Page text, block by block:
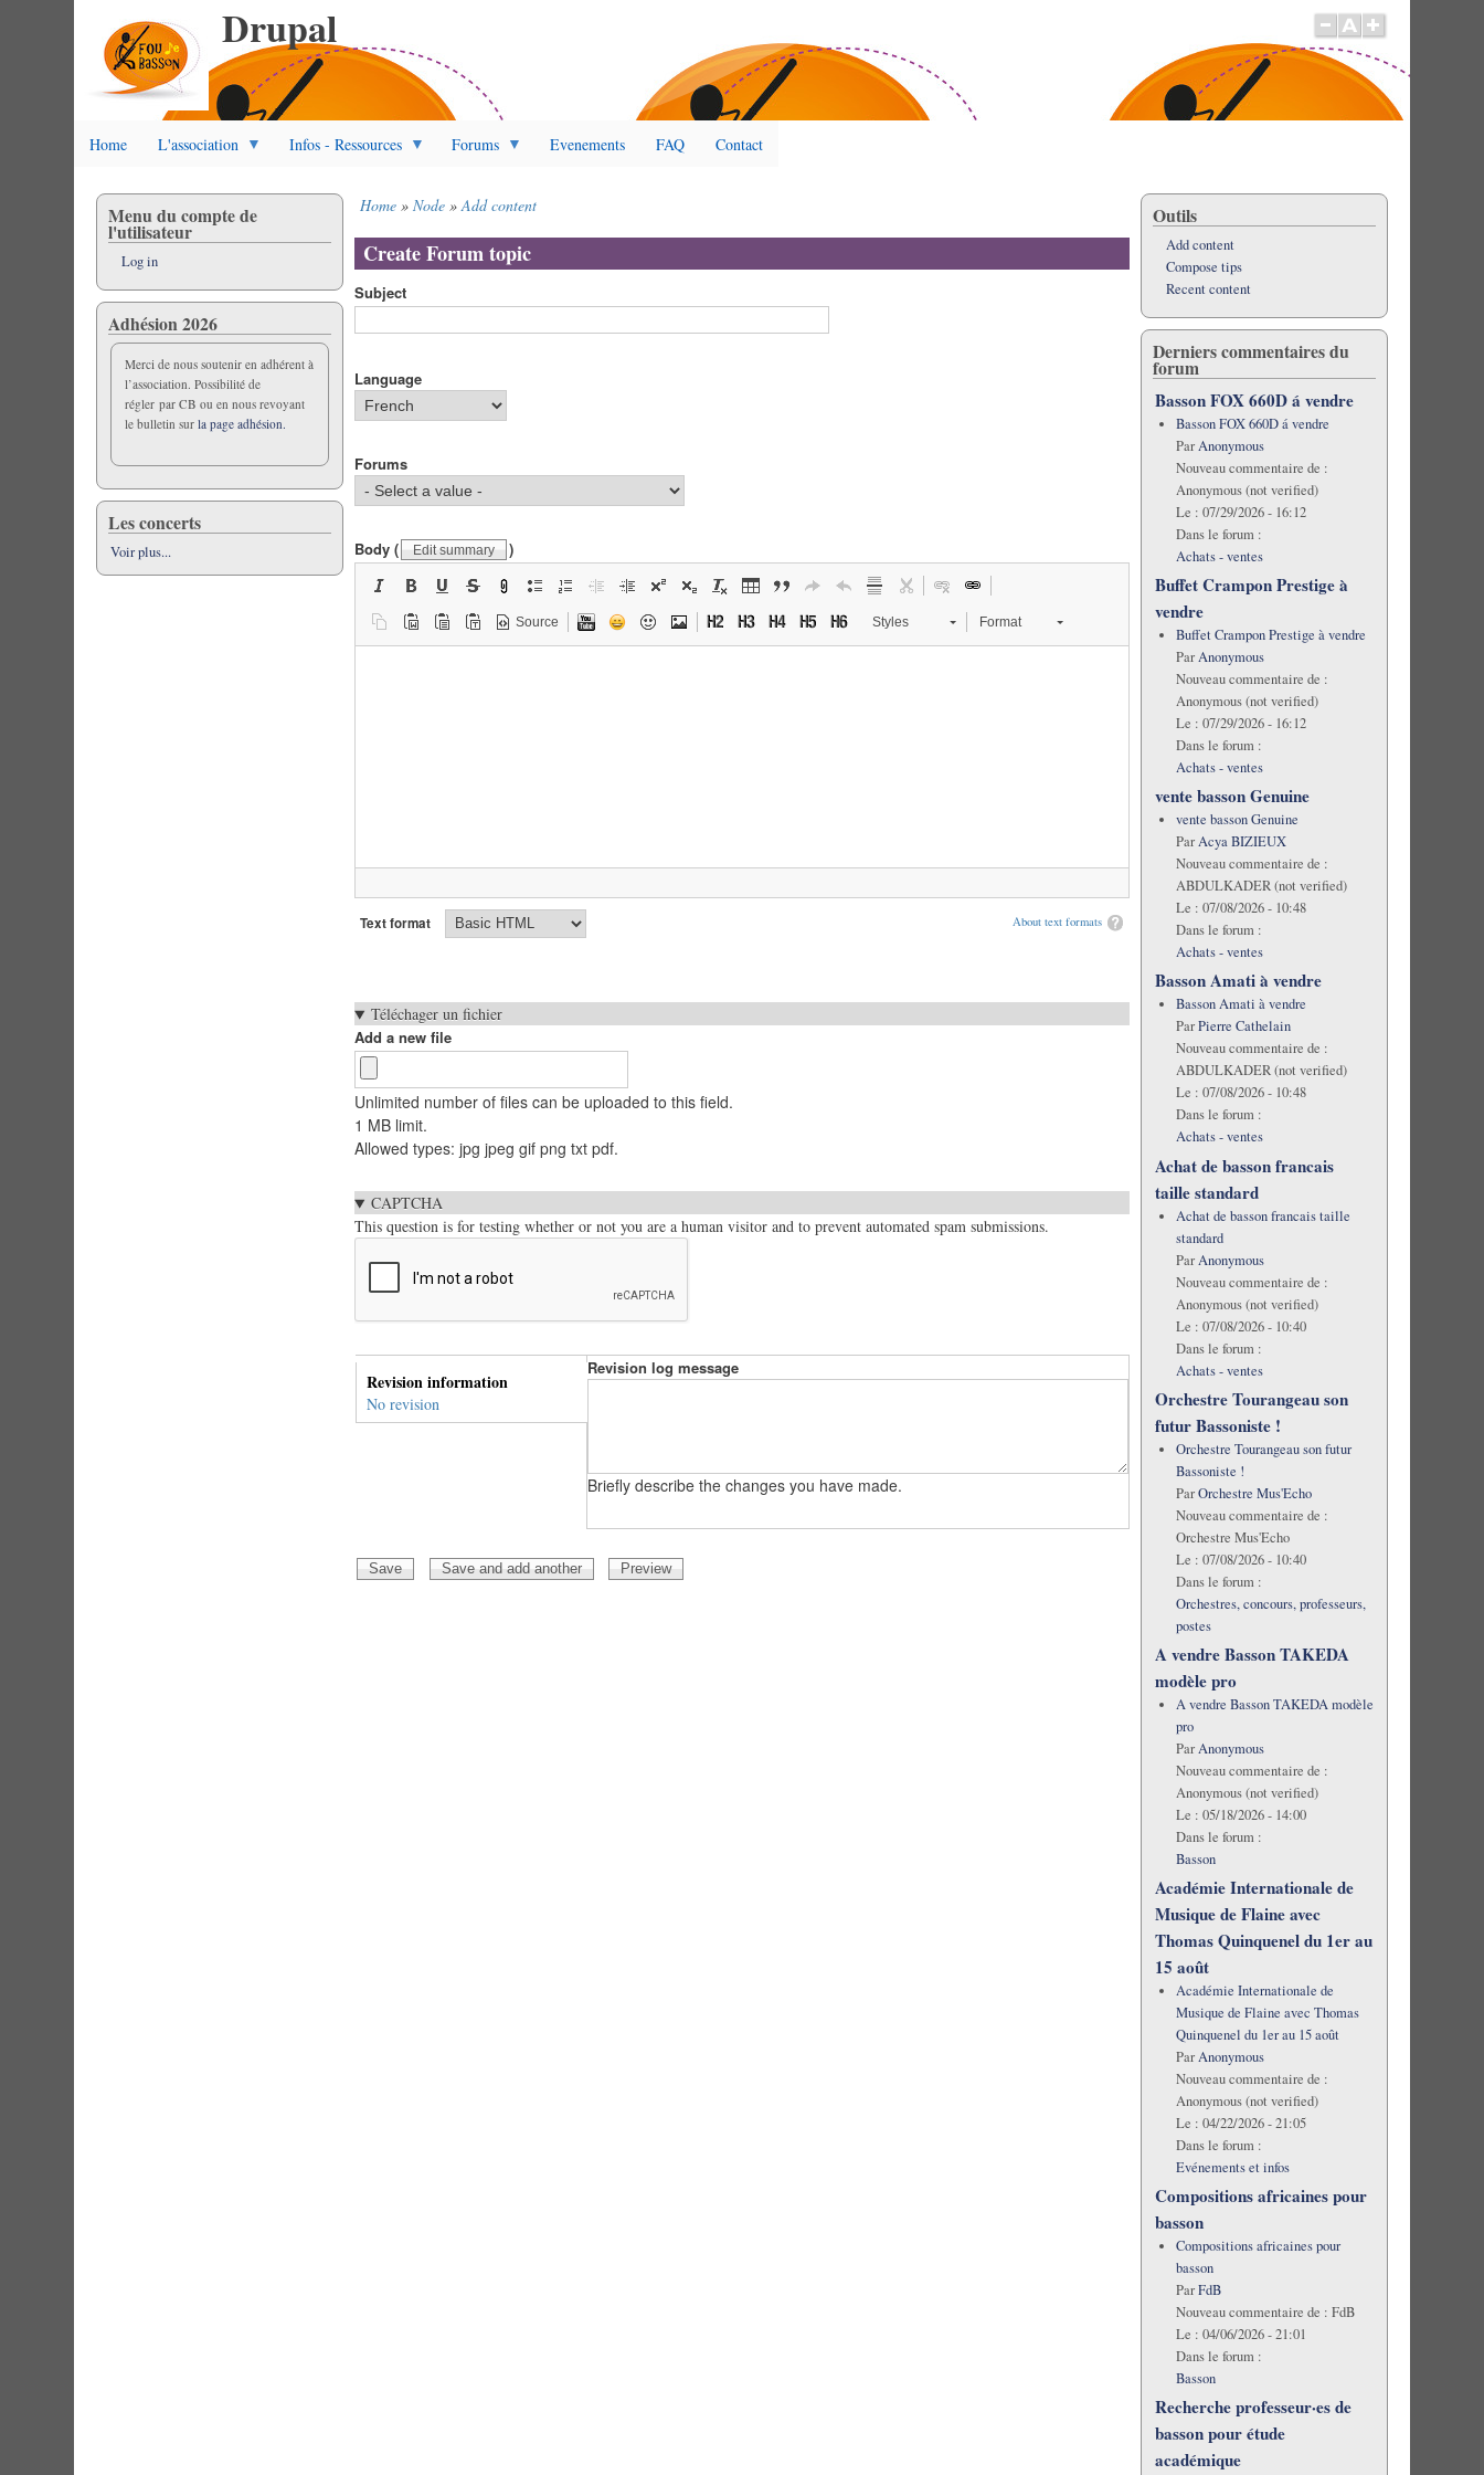
Drupal
Home L'association Infos - Ressources Forums Evenements FAQ Contact
Home Node Add content
Create Forum topic
Subject
Language
Forums
Body ( Edit summary )
Source Styles Format
About text formats
Text format
Téléchager un fichier
Add a new file
Unlimited number of files can be uploaded to this field.
1 MB limit.
Allowed types: jpg jpeg gif png txt pdf.
CAPTCHA
This question is for testing whether or not you are a human visitor and to prevent automated spam submissions.
Vertical
Tabs
Revision information
No revision
(active
Revision log message
Briefly describe the changes you have made.
Menu du compte de
l'utilisateur
Log in
Adhésion 2026
Merci de nous soutenir en adhérent à
l’association. Possibilité de
régler par CB ou en nous revoyant
le bulletin surla page adhésion.
Les concerts
Voir plus...
Outils
Add content
Compose tips
Recent content
Derniers commentaires du
forum
Basson FOX 660D á vendre
Basson FOX 660D á vendre
ParAnonymous
Nouveau commentaire de :
Anonymous (not verified)
Le : 07/29/2026 - 16:12
Dans le forum :
Achats - ventes
Buffet Crampon Prestige à
vendre
Buffet Crampon Prestige à vendre
ParAnonymous
Nouveau commentaire de :
Anonymous (not verified)
Le : 07/29/2026 - 16:12
Dans le forum :
Achats - ventes
vente basson Genuine
vente basson Genuine
ParAcya BIZIEUX
Nouveau commentaire de :
ABDULKADER (not verified)
Le : 07/08/2026 - 10:48
Dans le forum :
Achats - ventes
Basson Amati à vendre
Basson Amati à vendre
ParPierre Cathelain
Nouveau commentaire de :
ABDULKADER (not verified)
Le : 07/08/2026 - 10:48
Dans le forum :
Achats - ventes
Achat de basson francais
taille standard
Achat de basson francais taille
standard
ParAnonymous
Nouveau commentaire de :
Anonymous (not verified)
Le : 07/08/2026 - 10:40
Dans le forum :
Achats - ventes
Orchestre Tourangeau son
futur Bassoniste !
Orchestre Tourangeau son futur
Bassoniste !
ParOrchestre Mus'Echo
Nouveau commentaire de :
Orchestre Mus'Echo
Le : 07/08/2026 - 10:40
Dans le forum :
Orchestres, concours, professeurs,
postes
A vendre Basson TAKEDA
modèle pro
A vendre Basson TAKEDA modèle
pro
ParAnonymous
Nouveau commentaire de :
Anonymous (not verified)
Le : 05/18/2026 - 14:00
Dans le forum :
Basson
Académie Internationale de
Musique de Flaine avec
Thomas Quinquenel du 1er au
15 août
Académie Internationale de
Musique de Flaine avec Thomas
Quinquenel du 1er au 15 août
ParAnonymous
Nouveau commentaire de :
Anonymous (not verified)
Le : 04/22/2026 - 21:05
Dans le forum :
Evénements et infos
Compositions africaines pour
basson
Compositions africaines pour
basson
ParFdB
Nouveau commentaire de : FdB
Le : 04/06/2026 - 21:01
Dans le forum :
Basson
Recherche professeur·es de
basson pour étude
académique